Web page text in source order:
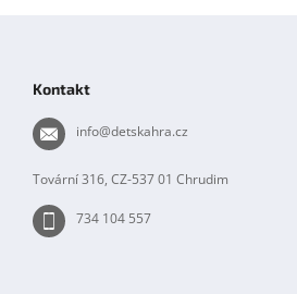
Kontakt
info@detskahra.cz
Tovární 316, CZ-537 01 Chrudim
734 104 557